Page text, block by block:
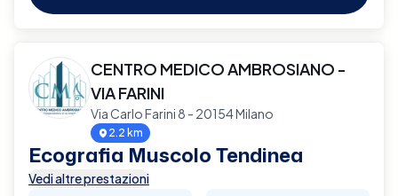
CENTRO MEDICO AMBROSIANO -
VIA FARINI
Via Carlo Farini 8 - 20154 Milano
2.2 km
Ecografia Muscolo Tendinea
Vedi altre prestazioni